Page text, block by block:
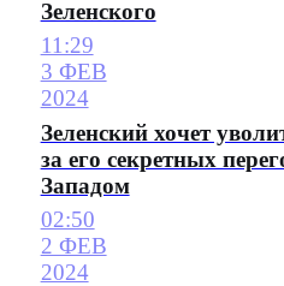
Зеленского
11:29
3 ФЕВ
2024
Зеленский хочет
за его секретных
Западом
02:50
2 ФЕВ
2024